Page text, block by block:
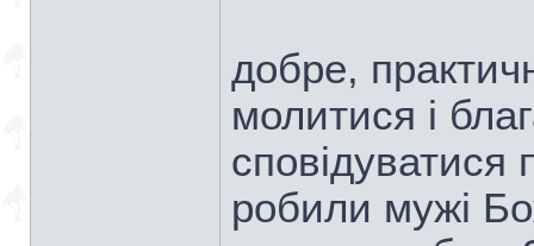
добре,
молитися і
робили мужі